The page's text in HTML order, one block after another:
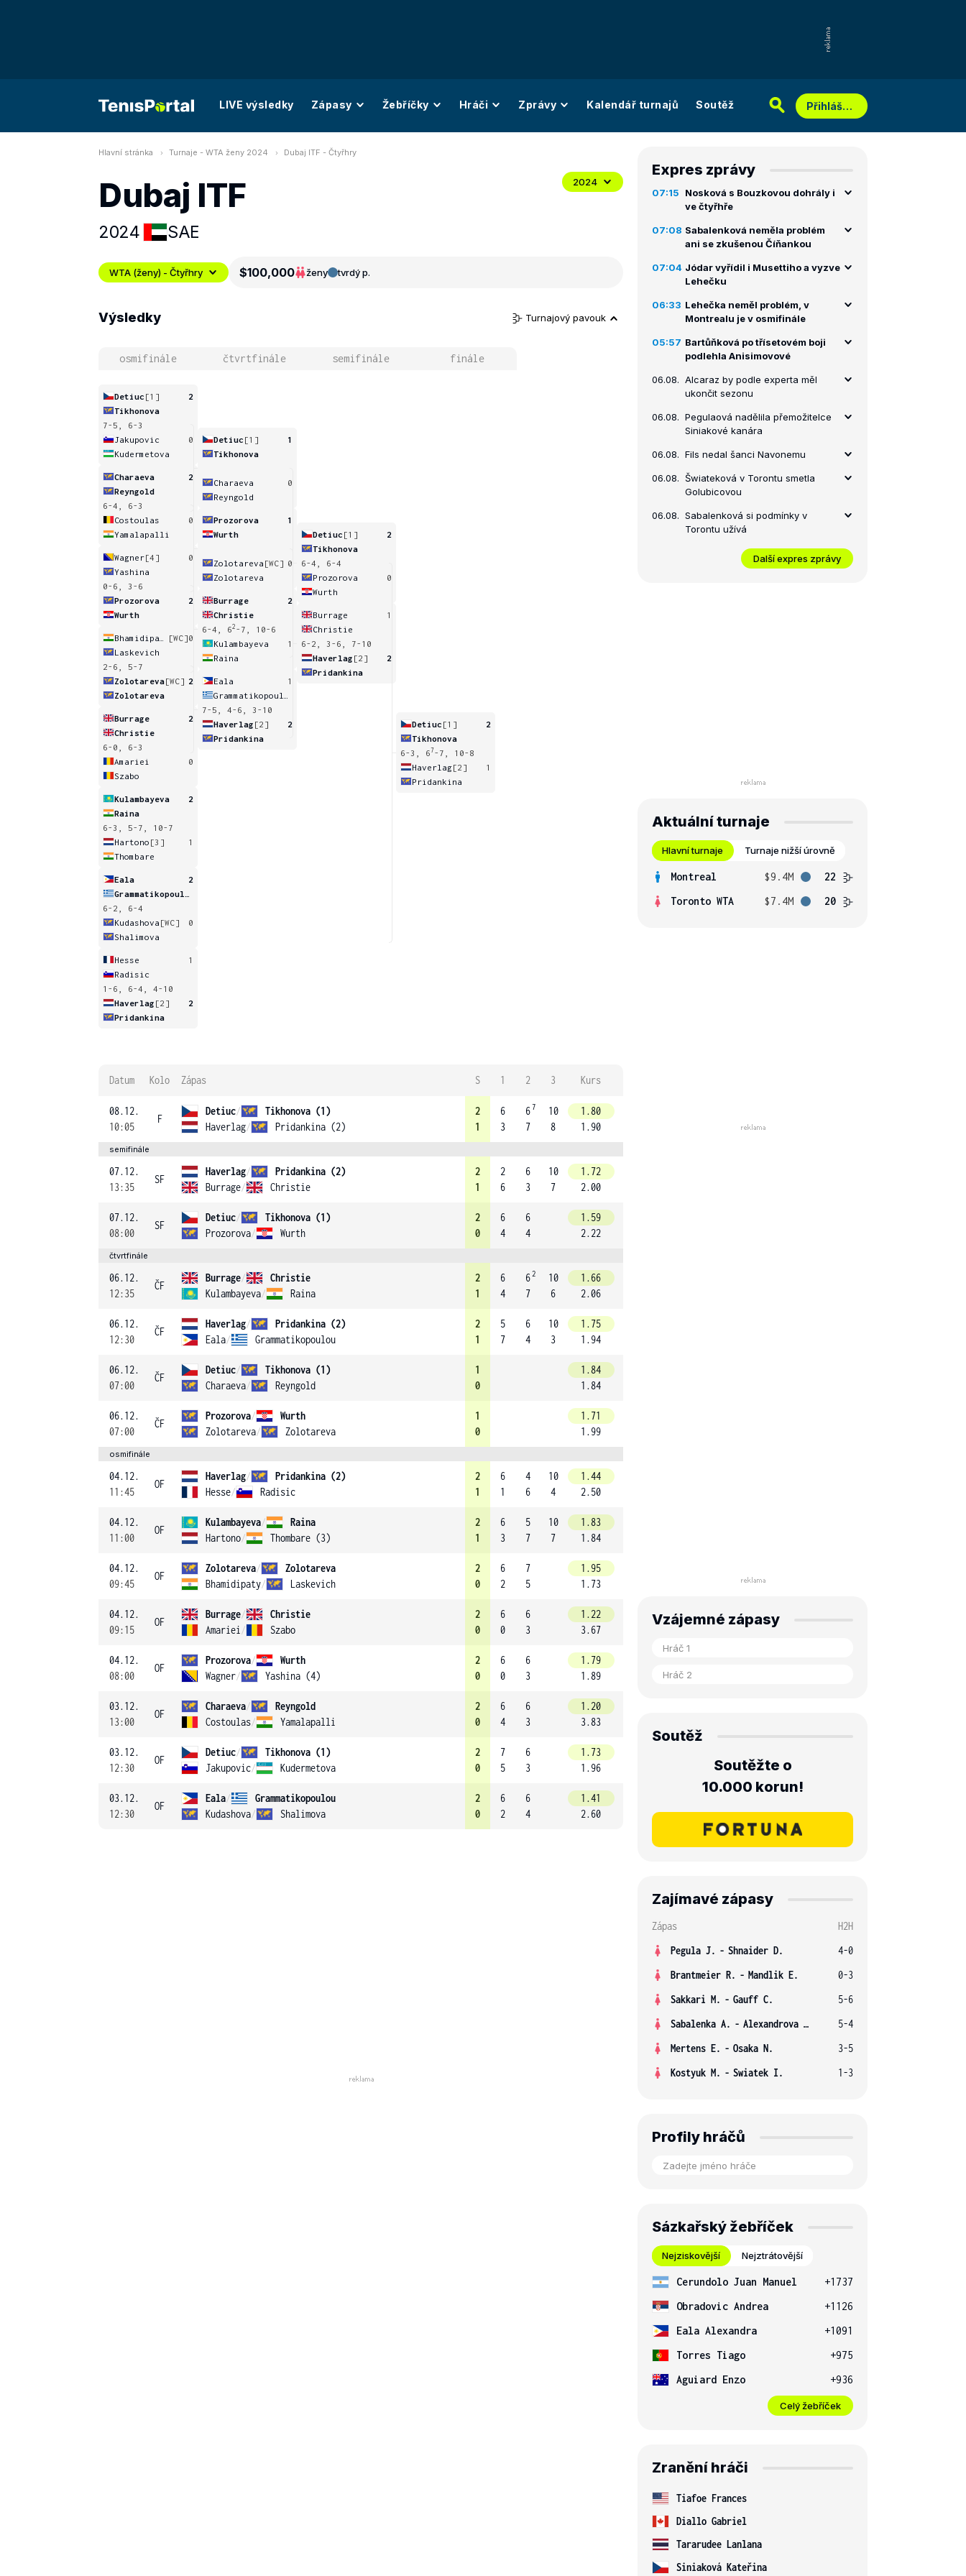
LIVE výsledky Zápasy Žebříčky Hráči Zprávy Kalendář turnajů Soutěž Přihlášení
Hlavní stránka Turnaje - WTA ženy 2024 Dubaj ITF - Čtyřhry
Dubaj ITF
2024 SAE
2024
WTA (ženy) - Čtyřhry $100,000 ženy tvrdý p.
Výsledky Turnajový pavouk
osmifinále čtvrtfinále semifinále finále
Detiuc [1]
2
Tikhonova
7-5, 6-3
Jakupovic
0
Kudermetova
Charaeva
2
Reyngold
6-4, 6-3
Costoulas
0
Yamalapalli
Wagner[4]
0
Yashina
0-6, 3-6
Prozorova
2
Wurth
[WC]0
Laskevich
2-6, 5-7
Zolotareva[WC] 2
Zolotareva
Burrage
2
Christie
6-0, 6-3
Amariei
0
Szabo
Kulambayeva
2
Raina
6-3, 5-7, 10-7
Hartono [3]
1
Thombare
Eala
2
6-2, 6-4
Kudashova [WC]
0
Shalimova
Hesse
1
Radisic
1-6, 6-4, 4-10
Haverlag [2]
2
Pridankina
Detiuc [1]
1
Tikhonova
Charaeva
0
Reyngold
Prozorova
1
Wurth
Zolotareva [WC] 0
Zolotareva
Burrage
2
Christie
6-4, 62 -7, 10-6
Kulambayeva
1
Raina
Eala
1
7-5, 4-6, 3-10
Haverlag [2]
2
Pridankina
Detiuc [1]
2
Tikhonova
6-4, 6-4
Prozorova
0
Wurth
Burrage
1
Christie
6-2, 3-6, 7-10
Haverlag [2]
2
Pridankina
Detiuc [1]
2
Tikhonova
6-3, 67-7, 10-8
Haverlag[2]
1
Pridankina
Datum Kolo Zápas S 1 2 3 Kurs
08.12.
10:05
F
Detiuc/
Tikhonova (1)
Haverlag/ Pridankina (2)
2
1
6
3
67
7
10
8
1.80
1.90
semifinále
07.12.
13:35
SF
Haverlag/
Pridankina (2)
Burrage/ Christie
2
1
2
6
6
3
10
7
1.72
2.00
07.12.
08:00
SF
Detiuc/
Tikhonova (1)
Prozorova/ Wurth
2
0
6
4
6
4
1.59
2.22
čtvrtfinále
06.12.
12:35
ČF
Burrage/
Christie
Kulambayeva/ Raina
2
1
6
4
62
7
10
6
1.66
2.06
06.12.
12:30
ČF
Haverlag/
Pridankina (2)
Eala/ Grammatikopoulou
2
1
5
7
6
4
10
3
1.75
1.94
06.12.
07:00
ČF
Detiuc/
Tikhonova (1)
Charaeva/ Reyngold
1
0
1.84
1.84
06.12.
07:00
ČF
Prozorova/
Wurth
Zolotareva/ Zolotareva
1
0
1.71
1.99
osmifinále
04.12.
11:45
OF
Haverlag/
Pridankina (2)
Hesse/ Radisic
2
1
6
1
4
6
10
4
1.44
2.50
04.12.
11:00
OF
Kulambayeva/
Raina
Hartono/ Thombare (3)
2
1
6
3
5
7
10
7
1.83
1.84
04.12.
09:45
OF
Zolotareva/
Zolotareva
Bhamidipaty/ Laskevich
2
0
6
2
7
5
1.95
1.73
04.12.
09:15
OF
Burrage/
Christie
Amariei / Szabo
2
0
6
0
6
3
1.22
3.67
04.12.
08:00
OF
Prozorova/
Wurth
Wagner/ Yashina (4)
2
0
6
0
6
3
1.79
1.89
03.12.
13:00
OF
Charaeva/
Reyngold
Costoulas/ Yamalapalli
2
0
6
4
6
3
1.20
3.83
03.12.
12:30
OF
Detiuc/
Tikhonova (1)
Jakupovic/ Kudermetova
2
0
7
5
6
3
1.73
1.96
03.12.
12:30
OF
Eala/
Grammatikopoulou
Kudashova/ Shalimova
2
0
6
2
6
4
1.41
2.60
Expres zprávy
07:15
Nosková s Bouzkovou dohrály i
ve čtyřhře
07:08 Sabalenková neměla problém
ani se zkušenou Číňankou
07:04 Jódar vyřídil i Musettiho a vyzve
Lehečku
06:33 Lehečka neměl problém, v
Montrealu je v osmifinále
05:57 Bartůňková po třísetovém boji
podlehla Anisimovové
06.08. Alcaraz by podle experta měl
ukončit sezonu
06.08. Pegulaová nadělila přemožitelce
Siniakové kanára
06.08. Fils nedal šanci Navonemu
06.08. Šwiateková v Torontu smetla
Golubicovou
06.08. Sabalenková si podmínky v
Torontu užívá
Další expres zprávy
Aktuální turnaje
Hlavní turnaje Turnaje nižší úrovně
Montreal $9.4M
22
Toronto WTA
$7.4M 20
Vzájemné zápasy
Soutěž
Soutěžte o
10.000 korun!
Zajímavé zápasy
Zápas
H2H
Pegula J. - Shnaider D.
4-0
Brantmeier R. - Mandlik E.
0-3
Sakkari M. - Gauff C.
5-6
Sabalenka A. - Alexandrova E.
5-4
Mertens E. - Osaka N.
3-5
Kostyuk M. - Swiatek I. 1-3
Profily hráčů
Sázkařský žebříček
Nejziskovější Nejztrátovější
Cerundolo Juan Manuel
+1737
Obradovic Andrea
+1126
Eala Alexandra
+1091
Torres Tiago
+975
Aguiard Enzo
+936
Celý žebříček
Zranění hráči
Tiafoe Frances
Diallo Gabriel
Tararudee Lanlana
Siniaková Kateřina